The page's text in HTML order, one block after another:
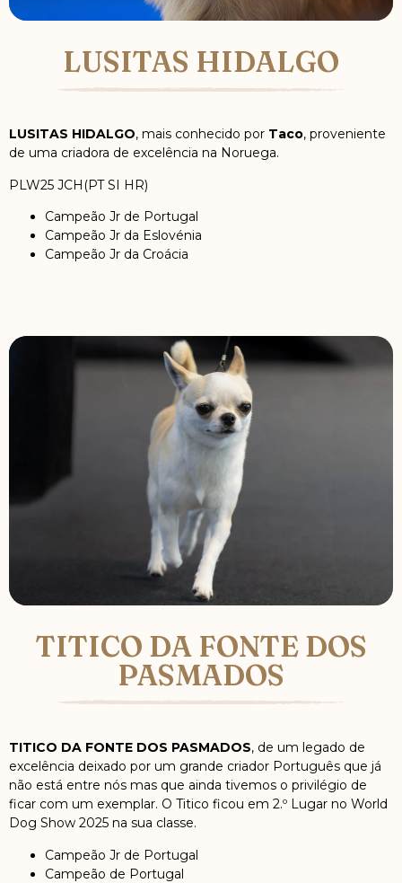
LUSITAS HIDALGO
LUSITAS HIDALGO, mais conhecido por Taco, proveniente
de uma criadora de excelência na Noruega.
PLW25 JCH(PT SI HR)
Campeão Jr de Portugal
Campeão Jr da Eslovénia
Campeão Jr da Croácia
TITICO DA FONTE DOS
PASMADOS
TITICO DA FONTE DOS PASMADOS, de um legado de
excelência deixado por um grande criador Português que já
não está entre nós mas que ainda tivemos o privilégio de
ficar com um exemplar. O Titico ficou em 2.º Lugar no World
Dog Show 2025 na sua classe.
Campeão Jr de Portugal
Campeão de Portugal